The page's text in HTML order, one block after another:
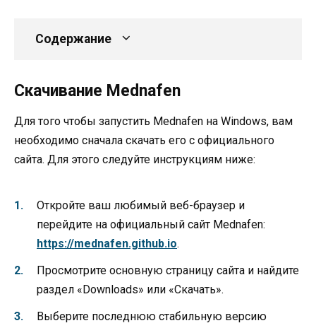
Содержание
Скачивание Mednafen
Для того чтобы запустить Mednafen на Windows, вам
необходимо сначала скачать его с официального
сайта. Для этого следуйте инструкциям ниже:
Откройте ваш любимый веб-браузер и
перейдите на официальный сайт Mednafen:
https://mednafen.github.io.
Просмотрите основную страницу сайта и найдите
раздел «Downloads» или «Скачать».
Выберите последнюю стабильную версию